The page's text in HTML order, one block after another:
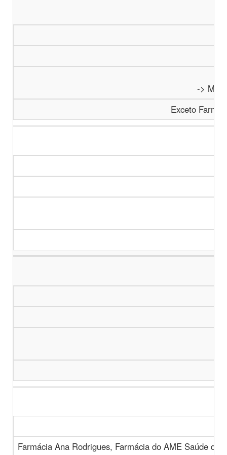
->
Exceto
Farmácia Ana Rodrigues, Farmácia do AME Saúde